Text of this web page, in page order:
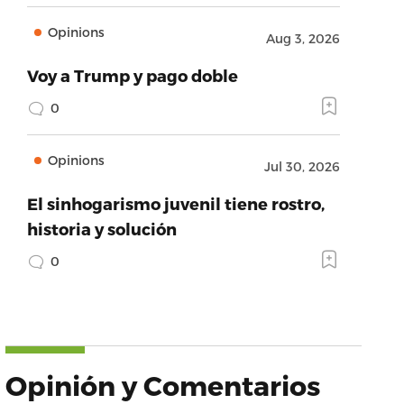
Opinions Aug 3, 2026
Voy a Trump y pago doble
0
Opinions Jul 30, 2026
El sinhogarismo juvenil tiene rostro,
historia y solución
0
Opinión y Comentarios